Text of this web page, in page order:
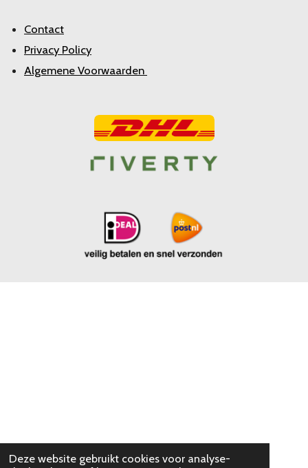
Deze website gebruikt cookies voor analyse-
Contact
Privacy Policy
Algemene Voorwaarden